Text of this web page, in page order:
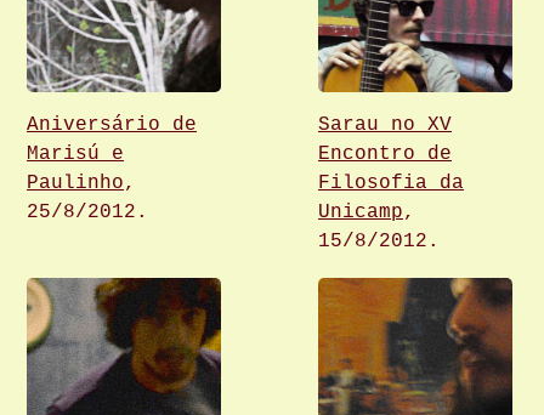
Aniversário de
Marisú e
Paulinho,
25/8/2012.
Sarau no XV
Encontro de
Filosofia da
Unicamp,
15/8/2012.